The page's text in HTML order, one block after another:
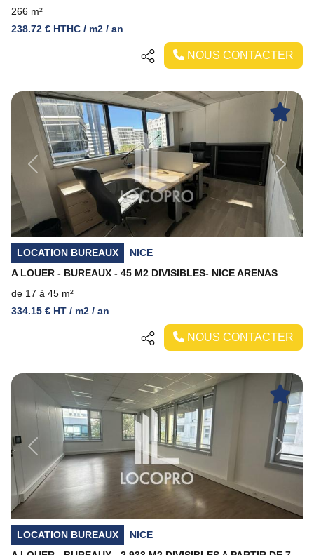
266 m²
238.72 € HTHC / m2 / an
NOUS CONTACTER
Previous Next
LOCATION BUREAUX
NICE
A LOUER - BUREAUX - 45 M2 DIVISIBLES- NICE ARENAS
de 17 à 45 m²
334.15 € HT / m2 / an
NOUS CONTACTER
Previous Next
LOCATION BUREAUX
NICE